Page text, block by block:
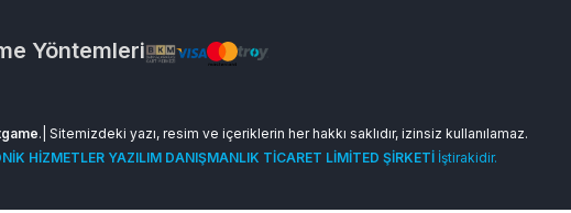
Yöntemleri
.| Sitemizdeki yazı, resim ve içeriklerin her hakkı saklıdır, izinsiz kullanılamaz.
HİZMETLER YAZILIM DANIŞMANLIK TİCARET LİMİTED ŞİRKETİ İştirakidir.